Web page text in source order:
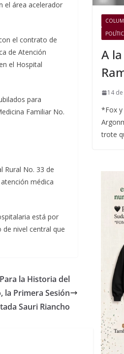
el área acelerador
el contrato de
de Atención
el Hospital
para
Familiar No.
Rural No. 33 de
médica
está por
nivel central que
la Historia del
la Primera Sesión
Sauri Riancho
A
14
*Fox y
trote